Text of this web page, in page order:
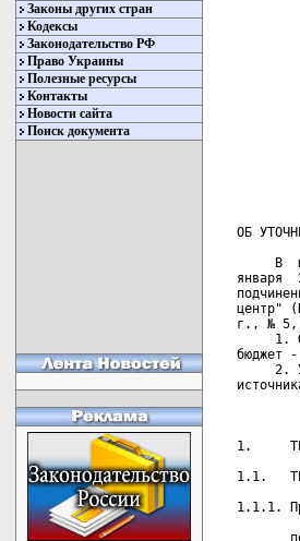
Законы других стран
Кодексы
Законодательство РФ
Право Украины
Полезные ресурсы
Контакты
Новости сайта
Поиск документа
ОБ
В
января
центр"
г., № 5,
1.
бюджет -
2.
1.
1.1.
1.1.1.